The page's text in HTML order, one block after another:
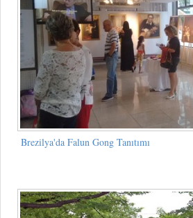
Brezilya'da Falun Gong Tanıtımı